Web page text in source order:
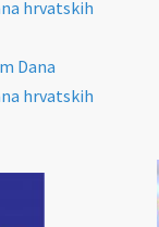
hrvatskih
Dana
hrvatskih